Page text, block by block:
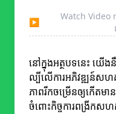
▶
Watch Video
នៅក្នុងអត្ថបទនេះ យើ
ល្បីលើការអភិវឌ្ឍន៍សហ
ភាពរីកចម្រើនឲ្យកើតម
ចំពោះកិច្ចការពង្រីកស